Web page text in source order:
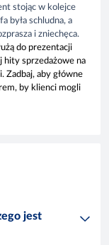
stojąc w kolejce
była schludna, a
i zniechęca.
do prezentacji
hity sprzedażowe na
Zadbaj, aby główne
by klienci mogli
jest